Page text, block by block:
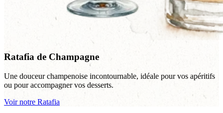
Ratafia de Champagne
Une douceur champenoise incontournable, idéale pour vos apéritifs
ou pour accompagner vos desserts.
Voir notre Ratafia